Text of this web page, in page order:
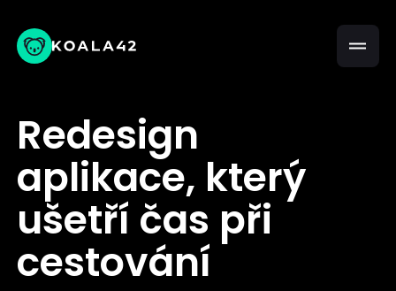
Redesign
aplikace, který
ušetří čas při
cestování